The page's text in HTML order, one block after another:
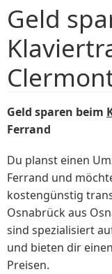
Geld
Geld sparen beim
Ferrand
Du planst einen
Ferrand und
kostengünstig
Osnabrück aus
sind spezialisiert
und bieten dir
Preisen.